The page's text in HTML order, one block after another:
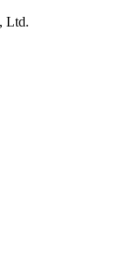
Ltd.